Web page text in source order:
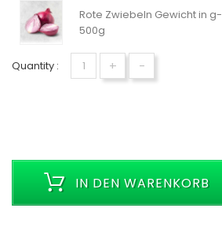
Rote Zwiebeln Gewicht in g-
500g
Quantity : + -
IN DEN WARENKORB